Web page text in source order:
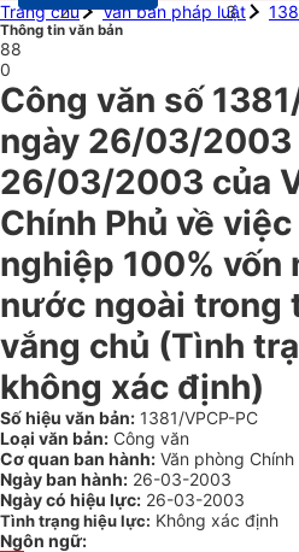
Trang chủ
Văn bản pháp luật
Thông tin văn bản
88
0
Công văn số
ngày 26/03/2003
26/03/2003 của
Chính Phủ về
nghiệp 100%
nước ngoài trong
vắng chủ (Tình
không xác định)
Số hiệu văn bản: 1381/VPCP-PC
Loại văn bản: Công văn
Cơ quan ban hành: Văn phòng Chính
Ngày ban hành: 26-03-2003
Ngày có hiệu lực: 26-03-2003
Tình trạng hiệu lực: Không xác định
Ngôn ngữ: